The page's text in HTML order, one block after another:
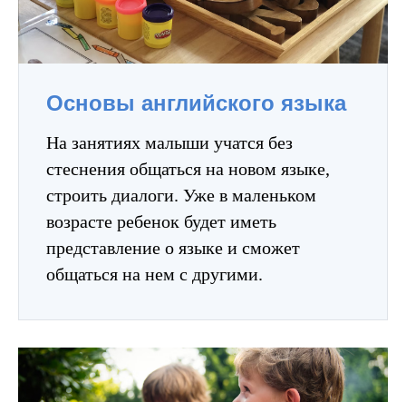
Основы английского языка
На занятиях малыши учатся без
стеснения общаться на новом языке,
строить диалоги. Уже в маленьком
возрасте ребенок будет иметь
представление о языке и сможет
общаться на нем с другими.